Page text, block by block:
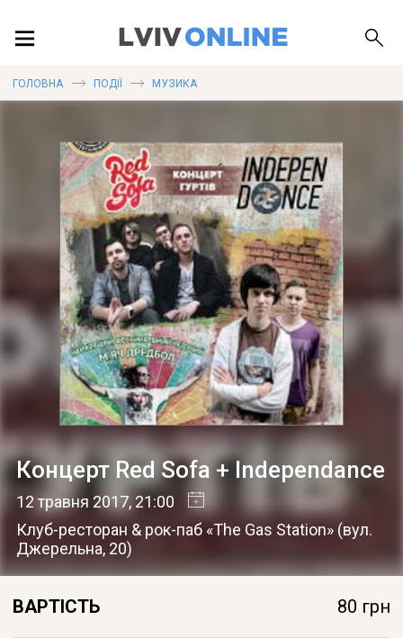
ПУБЛІКАЦІЇ
ДОВІДКА
ГОЛОВНА ПОДІЇ МУЗИКА
Концерт Red Sofa + Independance
12 травня 2017, 21:00
Клуб-ресторан & рок-паб «The Gas Station» (вул.
Джерельна, 20)
ВАРТІСТЬ 80 грн